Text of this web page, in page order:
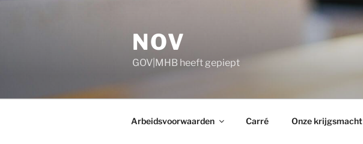
NOV
GOV|MHB heeft gepiept
Arbeidsvoorwaarden Carré Onze krijgsmacht